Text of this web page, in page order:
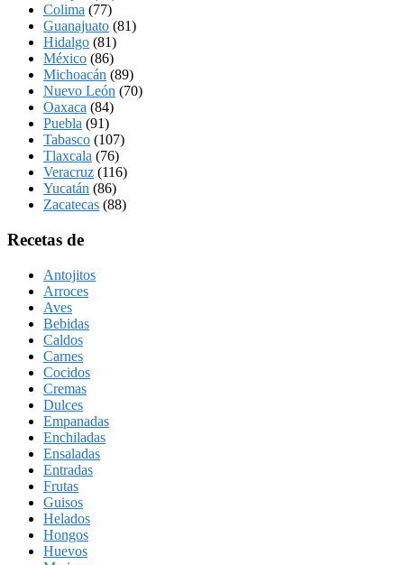
Colima (77)
Guanajuato (81)
Hidalgo (81)
México (86)
Michoacán (89)
Nuevo León (70)
Oaxaca (84)
Puebla (91)
Tabasco (107)
Tlaxcala (76)
Veracruz (116)
Yucatán (86)
Zacatecas (88)
Recetas de
Antojitos
Arroces
Aves
Bebidas
Caldos
Carnes
Cocidos
Cremas
Dulces
Empanadas
Enchiladas
Ensaladas
Entradas
Frutas
Guisos
Helados
Hongos
Huevos